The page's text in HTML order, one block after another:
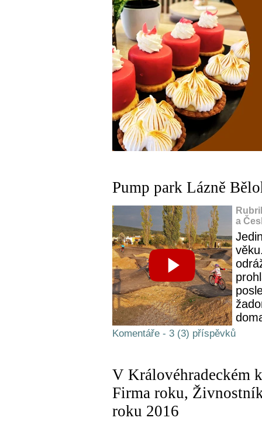
Pump park Lázně
a
Komentáře - 3 (3) příspěvků
V Královéhradeckém
Firma roku,
roku 2016